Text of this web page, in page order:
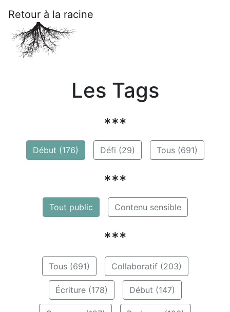
Retour à la racine
Les Tags
***
Début (176) Défi (29) Tous (691)
***
Tout public Contenu sensible
***
Tous (691) Collaboratif (203)
Écriture (178) Début (147)